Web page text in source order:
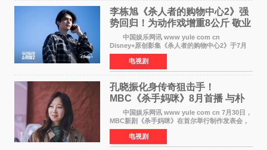
李栋旭《杀人者的购物中心2》强
势回归！为动作戏增重8公斤 敬业
获赞
中国娱乐网讯 www yule com cn
Disney+原创影集《杀人者的购物中心2》于7月
22日正式上线，由男神李栋旭主演的郑进湾以2 0
完全体强势回归。该剧第一季曾被《纽约时报》
评选为全球最佳影集之一
电视剧
孔晓振化身传奇狙击手！
MBC《杀手妈咪》8月首播 与朴
恩斌展开收视对决
中国娱乐网讯 www yule com cn 7月30日，
MBC新剧《杀手妈咪》在首尔举行制作发表会，
主演孔晓振、郑准元、李相二、无真星、崔宇
成、李银泉等人一同出席，为新剧宣传造势。这
是孔晓振继《毛骨
电视剧